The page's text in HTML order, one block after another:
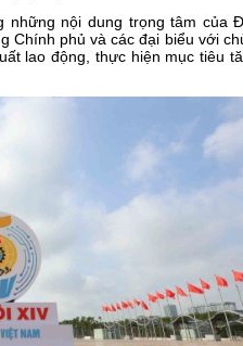
nội dung trọng tâm của
phủ và các đại biểu với
lao động, thực hiện mục tiêu